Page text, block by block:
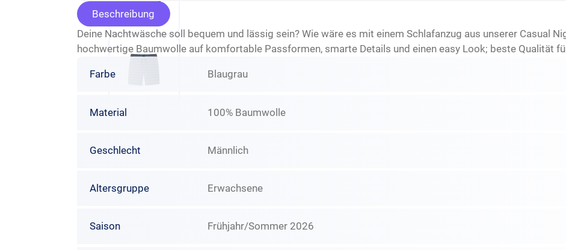
Beschreibung
Deine Nachtwäsche soll bequem und lässig sein? Wie wäre es mit einem Schlafanzug aus unserer Casual
hochwertige Baumwolle auf komfortable Passformen, smarte Details und einen easy Look; beste Qualität
Farbe Blaugrau
Material 100% Baumwolle
Geschlecht Männlich
Altersgruppe Erwachsene
Saison Frühjahr/Sommer 2026